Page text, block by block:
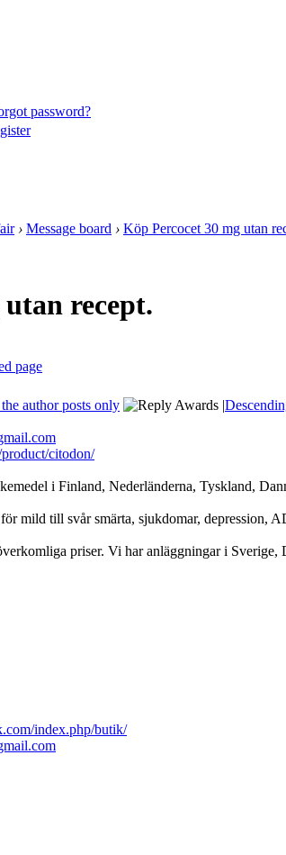
password?
› Message board › Köp Percocet 30 mg utan
recept.
author posts only |
citodon/
i Finland, Nederländerna, Tyskland,
mild till svår smärta, sjukdomar, depression,
priser. Vi har anläggningar i
index.php/butik/